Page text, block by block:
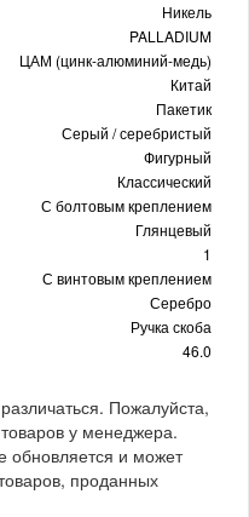
Никель
PALLADIUM
ЦАМ (цинк-алюминий-медь)
Китай
Пакетик
Серый / серебристый
Фигурный
Классический
С болтовым креплением
Глянцевый
1
С винтовым креплением
Серебро
Ручка скоба
46.0
Пожалуйста,
у менеджера.
обновляется и может
проданных